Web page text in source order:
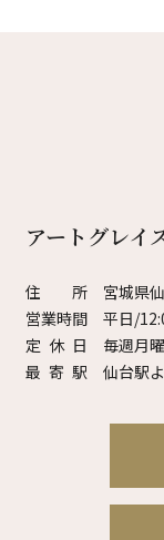
アートグレイ
住所
宮城県
営業時間
平日/
定休日
毎週月
最寄駅
仙台駅